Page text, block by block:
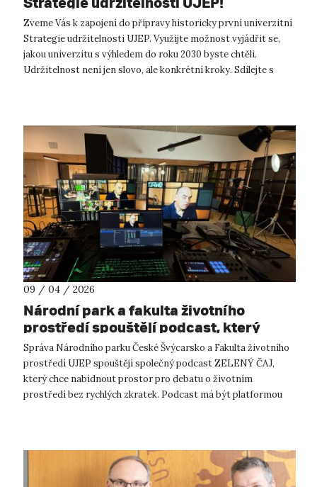
Zveme Vás k zapojení do přípravy historicky první univerzitní
Strategie udržitelnosti UJEP. Využijte možnost vyjádřit se,
jakou univerzitu s výhledem do roku 2030 byste chtěli.
Udržitelnost není jen slovo, ale konkrétní kroky. Sdílejte s
09 / 04 / 2026
Národní park a fakulta životního
prostředí spouštějí podcast, který
nechce nabízet jednoduché odpovědi
Správa Národního parku České Švýcarsko a Fakulta životního
prostředí UJEP spouštějí společný podcast ZELENÝ ČAJ,
který chce nabídnout prostor pro debatu o životním
prostředí bez rychlých zkratek. Podcast má být platformou